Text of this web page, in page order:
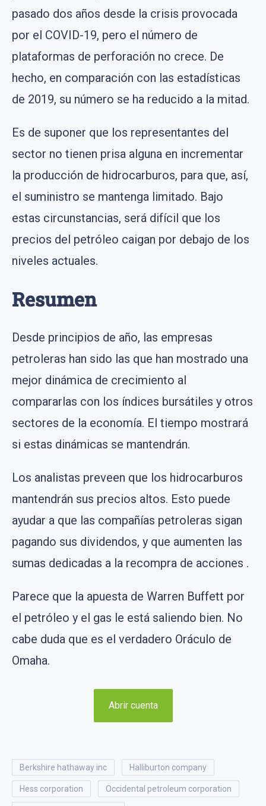
pasado dos años desde la crisis provocada
por el COVID-19, pero el número de
plataformas de perforación no crece. De
hecho, en comparación con las estadísticas
de 2019, su número se ha reducido a la mitad.
Es de suponer que los representantes del
sector no tienen prisa alguna en incrementar
la producción de hidrocarburos, para que, así,
el suministro se mantenga limitado. Bajo
estas circunstancias, será difícil que los
precios del petróleo caigan por debajo de los
niveles actuales.
Resumen
Desde principios de año, las empresas
petroleras han sido las que han mostrado una
mejor dinámica de crecimiento al
compararlas con los índices bursátiles y otros
sectores de la economía. El tiempo mostrará
si estas dinámicas se mantendrán.
Los analistas preveen que los hidrocarburos
mantendrán sus precios altos. Esto puede
ayudar a que las compañías petroleras sigan
pagando sus dividendos, y que aumenten las
sumas dedicadas a la recompra de acciones .
Parece que la apuesta de Warren Buffett por
el petróleo y el gas le está saliendo bien. No
cabe duda que es el verdadero Oráculo de
Omaha.
Abrir cuenta
berkshire hathaway inc halliburton company
hess corporation occidental petroleum corporation